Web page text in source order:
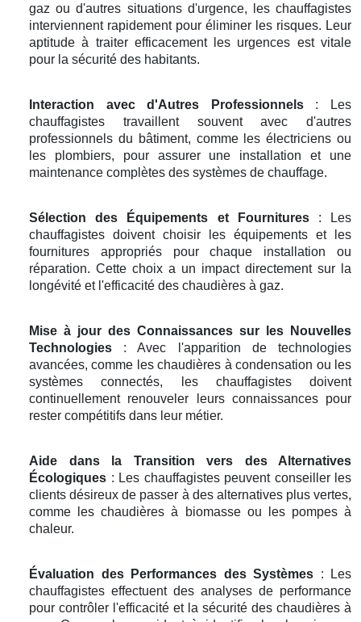
gaz ou d'autres situations d'urgence, les chauffagistes
interviennent rapidement pour éliminer les risques. Leur
aptitude à traiter efficacement les urgences est vitale
pour la sécurité des habitants.
Interaction avec d'Autres Professionnels: Les
chauffagistes travaillent souvent avec d'autres
professionnels du bâtiment, comme les électriciens ou
les plombiers, pour assurer une installation et une
maintenance complètes des systèmes de chauffage.
Sélection des Équipements et Fournitures: Les
chauffagistes doivent choisir les équipements et les
fournitures appropriés pour chaque installation ou
réparation. Cette choix a un impact directement sur la
longévité et l'efficacité des chaudières à gaz.
Mise à jour des Connaissances sur les Nouvelles
Technologies : Avec l'apparition de technologies
avancées, comme les chaudières à condensation ou les
systèmes connectés, les chauffagistes doivent
continuellement renouveler leurs connaissances pour
rester compétitifs dans leur métier.
Aide dans la Transition vers des Alternatives
Écologiques : Les chauffagistes peuvent conseiller les
clients désireux de passer à des alternatives plus vertes,
comme les chaudières à biomasse ou les pompes à
chaleur.
Évaluation des Performances des Systèmes : Les
chauffagistes effectuent des analyses de performance
pour contrôler l'efficacité et la sécurité des chaudières à